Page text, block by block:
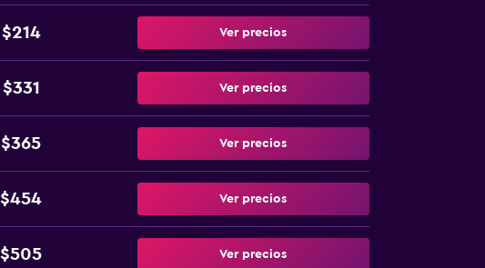
$214 Ver precios
$331 Ver precios
$365 Ver precios
$454 Ver precios
$505 Ver precios